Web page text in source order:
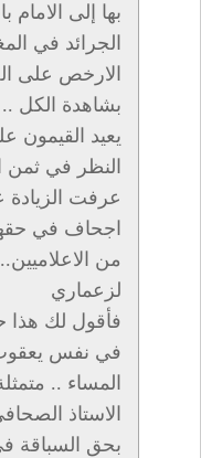
بها إلى الامام
الجرائد في
الارخص على
بشاهدة الكل
يعيد القيمون
النظر في ثمن
عرفت الزيادة
اجحاف في
من
لزعماري
فأقول لك هذا
في نفس
المساء ..
الاستاذ
بحق السباقة